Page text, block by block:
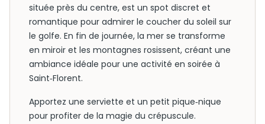
située près du centre, est un spot discret et
romantique pour admirer le coucher du soleil sur
le golfe. En fin de journée, la mer se transforme
en miroir et les montagnes rosissent, créant une
ambiance idéale pour une activité en soirée à
Saint‑Florent.
Apportez une serviette et un petit pique‑nique
pour profiter de la magie du crépuscule.